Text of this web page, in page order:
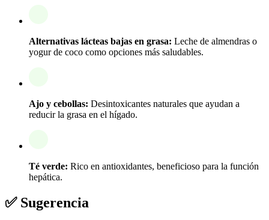
Alternativas lácteas bajas en grasa: Leche de almendras o
yogur de coco como opciones más saludables.
Ajo y cebollas: Desintoxicantes naturales que ayudan a
reducir la grasa en el hígado.
Té verde: Rico en antioxidantes, beneficioso para la función
hepática.
✅ Sugerencia